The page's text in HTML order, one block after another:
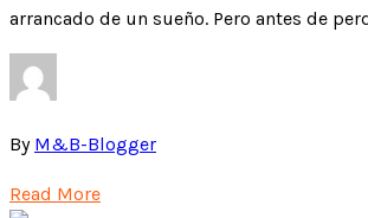
arrancado de un sueño. Pero antes de
By M&B-Blogger
Read More